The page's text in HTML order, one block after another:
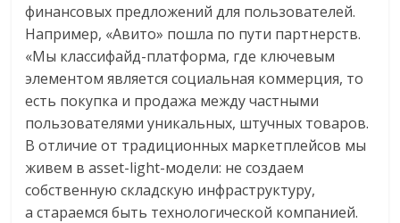
финансовых предложений для пользователей.
Например, «Авито» пошла по пути партнерств.
«Мы классифайд-платформа, где ключевым
элементом является социальная коммерция, то
есть покупка и продажа между частными
пользователями уникальных, штучных товаров.
В отличие от традиционных маркетплейсов мы
живем в asset-light-модели: не создаем
собственную складскую инфраструктуру,
а стараемся быть технологической компанией.